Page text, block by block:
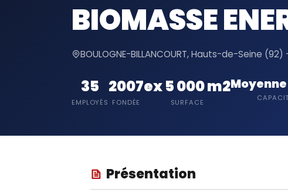
BIOMASSE
BOULOGNE-BILLANCOURT, Hauts-de-Seine
35
EMPLOYÉS
2007
FONDÉE
ex 5 000 m2
SURFACE
Présentation